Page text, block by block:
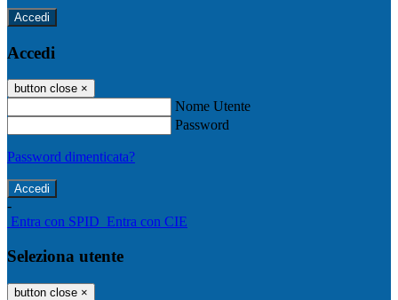
Accedi
Accedi
button close ×
Nome Utente
Password
Password dimenticata?
-
Entra con SPID Entra con CIE
Seleziona utente
button close ×